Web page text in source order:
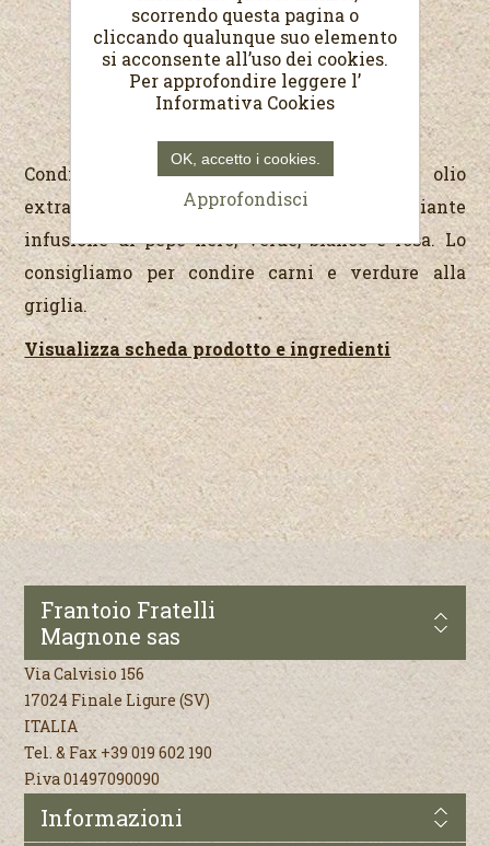
€7,00
(Prezzo al Lit. €28,00)
Condimento prodotto con il nostro olio
extravergine di oliva e aromatizzato mediante
infusione di pepe nero, verde, bianco e rosa. Lo
consigliamo per condire carni e verdure alla
griglia.
Visualizza scheda prodotto e ingredienti
Frantoio Fratelli
Magnone sas
Via Calvisio 156
17024 Finale Ligure (SV)
ITALIA
Tel. & Fax +39 019 602 190
P.iva 01497090090
Informazioni
scorrendo questa pagina o
cliccando qualunque suo elemento
si acconsente all’uso dei cookies.
Per approfondire leggere l’
Informativa Cookies
OK, accetto i cookies.
Approfondisci